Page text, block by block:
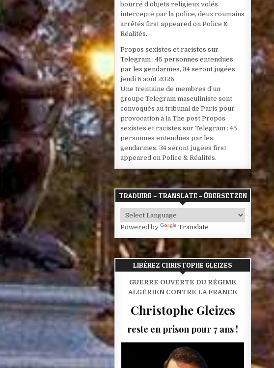
bourré d’objets religieux volés
intercepté par la police, deux roumains
arrêtés first appeared on Police &
Réalités.
Propos sexistes et racistes sur
Telegram : 45 personnes entendues
par les gendarmes, 34 seront jugées
jeudi 6 août 2026
Une trentaine de membres d’un
groupe Telegram masculiniste sont
convoqués au tribunal de Paris pour
provocation à la The post Propos
sexistes et racistes sur Telegram : 45
personnes entendues par les
gendarmes, 34 seront jugées first
appeared on Police & Réalités.
TRADUIRE – TRANSLATE – ÜBERSETZEN
Powered by Translate
LIBÉREZ CHRISTOPHE GLEIZES
GUERRE OUVERTE DU RÉGIME
ALGÉRIEN CONTRE LA FRANCE
Christophe Gleizes
reste en prison pour 7 ans !